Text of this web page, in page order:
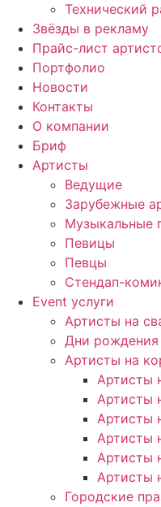
Технический
Звёзды в рекламу
Прайс-лист
Портфолио
Новости
Контакты
О компании
Бриф
Артисты
Ведущие
Зарубежные
Музыкальные
Певицы
Певцы
Стендап-
Event услуги
Артисты на
Дни рождения
Артисты на
Артисты
Артисты
Артисты
Артисты
Артисты
Артисты
Городские